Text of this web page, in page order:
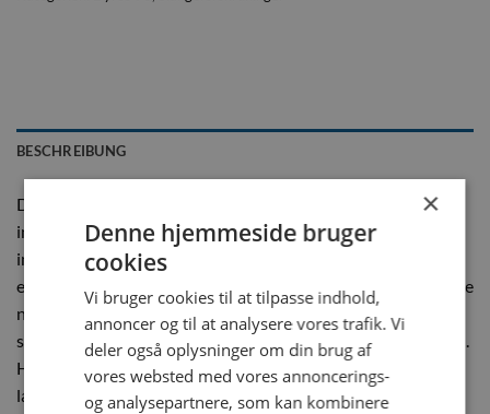
BESCHREIBUNG
Dyros Serie 90 Nippel med BSP 3/8″ udvendigt gevind og
indvendig sekskant er en robust og pålidelig løsning til
industrielle systemer, hvor effektiv væske- og gasoverførsel
er afgørende. Fremstillet af højkvalitets messing, sikrer denne
nippel en fremragende modstandsdygtighed mod mekanisk
slid og korrosion, selv under de mest krævende driftsforhold.
Hos Dyros er vi dedikerede til at levere produkter, der sikrer
lang levetid, høj ydeevne og stabil drift i dit system.
×
Denne hjemmeside bruger
cookies
Vi bruger cookies til at tilpasse indhold,
annoncer og til at analysere vores trafik. Vi
deler også oplysninger om din brug af
vores websted med vores annoncerings-
og analysepartnere, som kan kombinere